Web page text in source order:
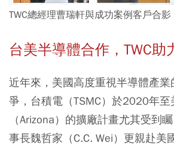
TWC總經理曹瑞軒與成功案例客戶合影
台美半導體合作，TWC助
近年來，美國高度重視半導體產
爭，台積電（TSMC）於2020年至
（Arizona）的擴廠計畫尤其受到
事長魏哲家（C.C. Wei）更親赴美